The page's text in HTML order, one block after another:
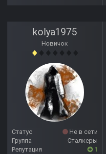
kolya1975
Новичок
Статус
Не в сети
Группа
Сталкеры
Репутация
1